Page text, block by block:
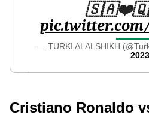
— TURKI ALALSHIKH
2023
Cristiano Ronaldo